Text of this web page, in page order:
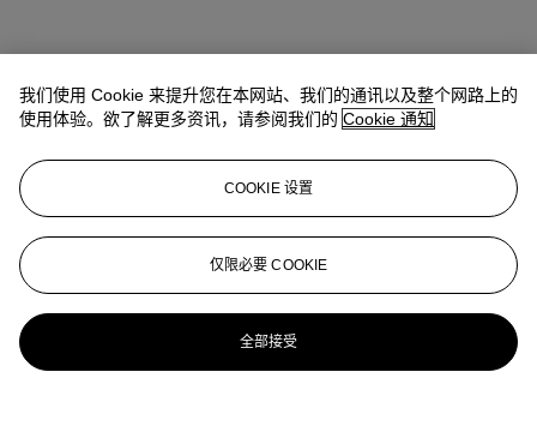
我们使用 Cookie 来提升您在本网站、我们的通讯以及整个网路上的
使用体验。欲了解更多资讯，请参阅我们的 Cookie 通知
COOKIE 设置
仅限必要 COOKIE
全部接受